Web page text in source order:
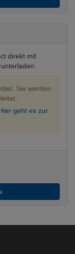
direkt mit
Sie werden
geht es zur